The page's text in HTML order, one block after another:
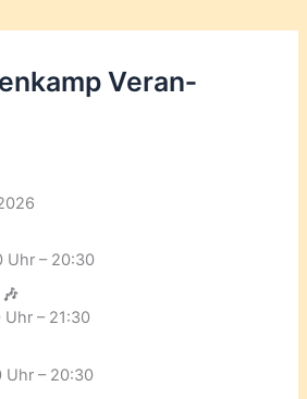
Veran­
Uhr – 20:30
– 21:30
Uhr – 20:30